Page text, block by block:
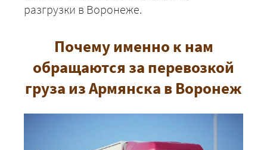
разгрузки в Воронеже.
Почему именно к нам
обращаются за перевозкой
груза из Армянска в Воронеж